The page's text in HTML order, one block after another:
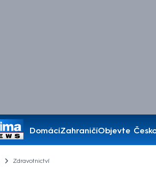
DomácíZahraničíObjevte
Pořady
Zdravotnictví